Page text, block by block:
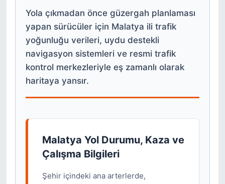
Yola çıkmadan önce güzergah planlaması
yapan sürücüler için Malatya ili trafik
yoğunluğu verileri, uydu destekli
navigasyon sistemleri ve resmi trafik
kontrol merkezleriyle eş zamanlı olarak
haritaya yansır.
Malatya Yol Durumu, Kaza ve
Çalışma Bilgileri
Şehir içindeki ana arterlerde,